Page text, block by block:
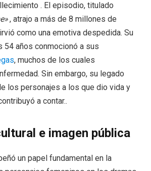
. El episodio, titulado
, atrajo a más de 8 millones de
como una emotiva despedida. Su
54 años conmocionó a sus
, muchos de los cuales
Sin embargo, su legado
los personajes a los que dio vida y
a contar..
e imagen pública
un papel fundamental en la